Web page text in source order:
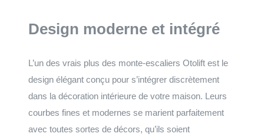
Design moderne et intégré
L’un des vrais plus des monte-escaliers Otolift est le
design élégant conçu pour s’intégrer discrètement
dans la décoration intérieure de votre maison. Leurs
courbes fines et modernes se marient parfaitement
avec toutes sortes de décors, qu’ils soient